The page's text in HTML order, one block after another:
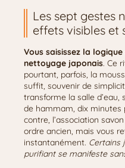
Les sept gestes
effets visibles et
Vous saisissez la
nettoyage japonais. Ce
pourtant, parfois, la
suffit, souvenir de
transforme la salle d’eau,
de hammam, dix minutes
contre, l’association
ordre ancien, mais vous
instantanément. Certains
purifiant se manifeste